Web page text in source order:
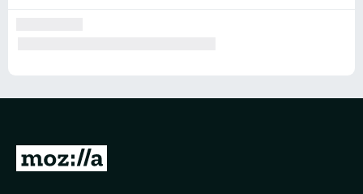
前